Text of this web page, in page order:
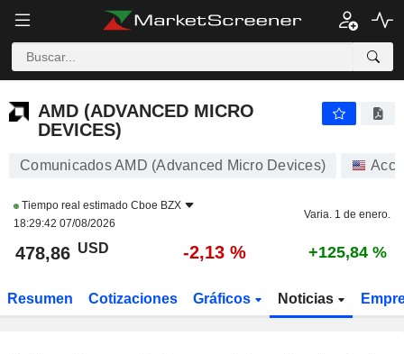
AMD (ADVANCED MICRO
DEVICES)
Comunicados AMD (Advanced Micro Devices)
Tiempo real estimado Cboe BZX
18:29:42 07/08/2026
Varia. 1 de enero.
478,86 USD -2,13 % +125,84 %
Resumen Cotizaciones Gráficos Noticias